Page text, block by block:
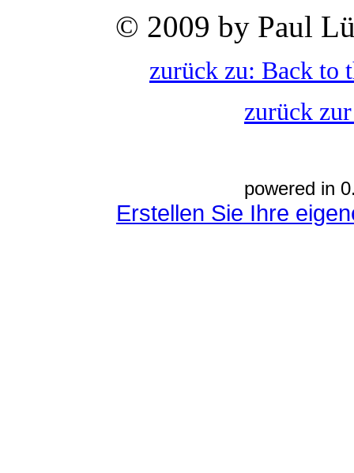
© 2009 by Paul
zurück zu: Back to
zurück
powered in
Erstellen Sie Ihre